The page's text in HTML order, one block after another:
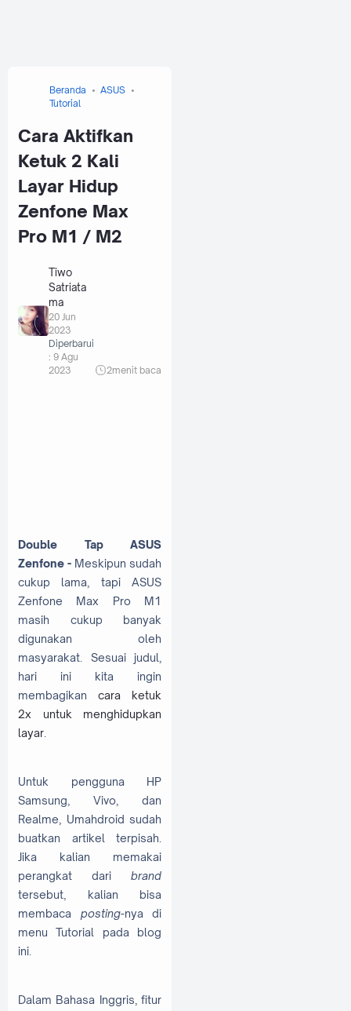
Beranda
ASUS
Tutorial
Cara Aktifkan
Ketuk 2 Kali
Layar Hidup
Zenfone Max
Pro M1 / M2
Tiwo
Satriata
ma
20 Jun
2023
Diperbarui
: 9 Agu
2023
2menit baca
Double Tap ASUS
Zenfone - Meskipun sudah
cukup lama, tapi ASUS
Zenfone Max Pro M1
masih cukup banyak
digunakan oleh
masyarakat. Sesuai judul,
hari ini kita ingin
membagikan cara ketuk
2x untuk menghidupkan
layar
Untuk pengguna HP
Samsung, Vivo, dan
Realme, Umahdroid sudah
buatkan artikel terpisah.
Jika kalian memakai
perangkat dari brand
tersebut, kalian bisa
membaca posting-nya di
menu Tutorial pada blog
ini.
Dalam Bahasa Inggris, fitur